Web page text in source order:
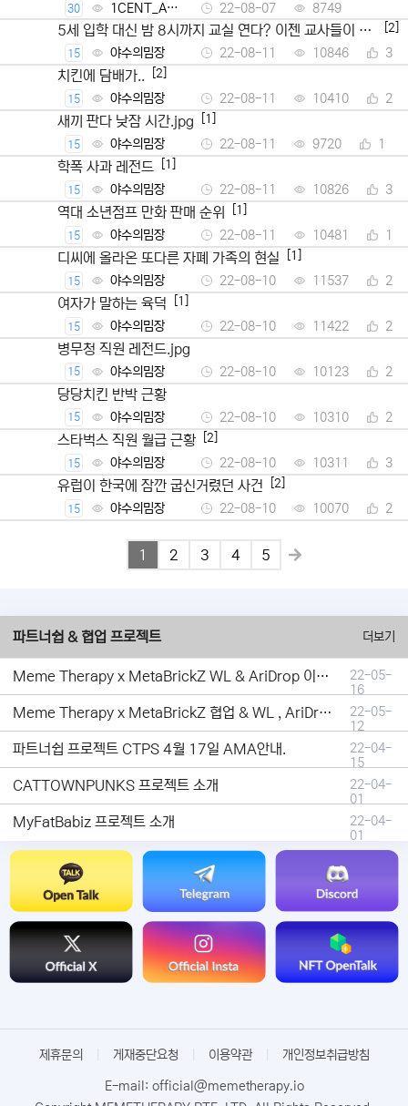
30
1CENT_Ad
min
22-08-07 8749
5세 입학 대신 밤 8시까지 교실 연다? 이젠 교사들이 뿔
났다
[2]
15 야수의밈장 22-08-11 10846 3
치킨에 담배가.. [2]
15 야수의밈장 22-08-11 10410 2
새끼 판다 낮잠 시간.jpg [1]
15 야수의밈장 22-08-11 9720 1
학폭 사과 레전드 [1]
15 야수의밈장 22-08-11 10826 3
역대 소년점프 만화 판매 순위 [1]
15 야수의밈장 22-08-11 10481 1
디씨에 올라온 또다른 자폐 가족의 현실 [1]
15 야수의밈장 22-08-10 11537 2
여자가 말하는 육덕 [1]
15 야수의밈장 22-08-10 11422 2
병무청 직원 레전드.jpg
15 야수의밈장 22-08-10 10123 2
당당치킨 반박 근황
15 야수의밈장 22-08-10 10310 2
스타벅스 직원 월급 근황 [2]
15 야수의밈장 22-08-10 10311 3
유럽이 한국에 잠깐 굽신거렸던 사건 [2]
15 야수의밈장 22-08-10 10070 2
1 2 3 4 5
파트너쉽 & 협업 프로젝트 더보기
Meme Therapy x MetaBrickZ WL & AriDrop 이벤트 결과안내!
22-05-
16
Meme Therapy x MetaBrickZ 협업 & WL , AriDrop 이벤트 안내
22-05-
12
파트너쉽 프로젝트 CTPS 4월 17일 AMA안내.
22-04-
15
CATTOWNPUNKS 프로젝트 소개
22-04-
01
MyFatBabiz 프로젝트 소개
22-04-
01
제휴문의 게재중단요청 이용약관 개인정보취급방침
E-mail: official@memetherapy.io